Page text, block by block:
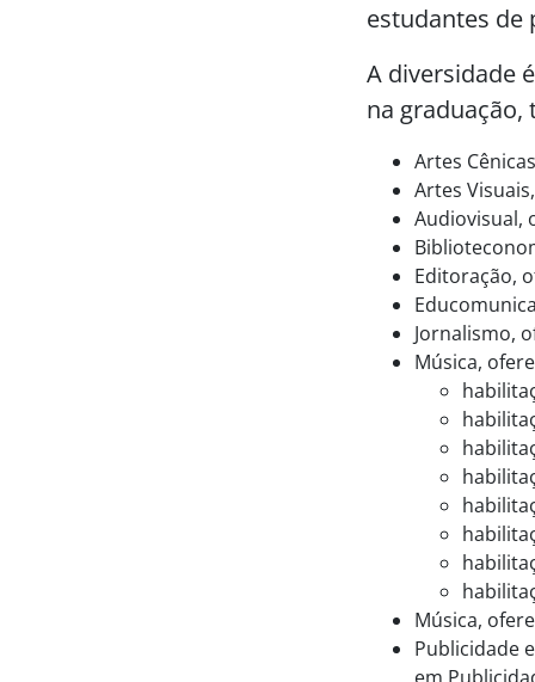
estudantes de
A diversidade
na graduação,
Artes
Artes
Audiovisual,
Editoração,
Jornalismo,
Música,
Música,
Publicidade